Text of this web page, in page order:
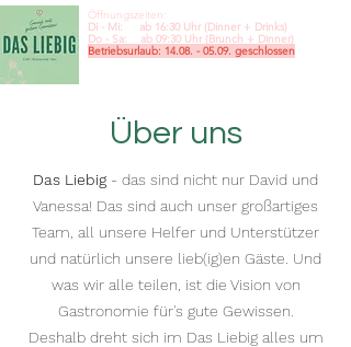
Öffnungszeiten:
Di - Mi: ab 16:30 Uhr (Dinner + Drinks)
Do - Sa: ab 09:30 Uhr (Brunch + Dinner)
Betriebsurlaub: 14.08. - 05.09. geschlossen
Über uns
Das Liebig - das sind nicht nur David und
Vanessa! Das sind auch unser großartiges
Team, all unsere Helfer und Unterstützer
und natürlich unsere lieb(ig)en Gäste. Und
was wir alle teilen, ist die Vision von
Gastronomie für's gute Gewissen.
Deshalb dreht sich im Das Liebig alles um